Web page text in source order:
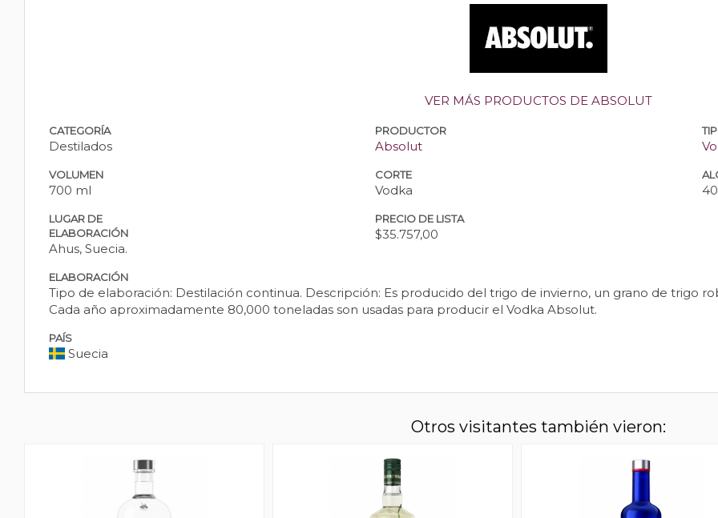
VER MÁS PRODUCTOS DE ABSOLUT
CATEGORÍA
Destilados
PRODUCTOR
Absolut
VOLUMEN
700 ml
CORTE
Vodka
LUGAR DE
ELABORACIÓN
Ahus, Suecia.
PRECIO DE LISTA
$35.757,00
ELABORACIÓN
Tipo de elaboración: Destilación continua. Descripción: Es producido del trigo de invierno, un grano de trigo
Cada año aproximadamente 80,000 toneladas son usadas para producir el Vodka Absolut.
PAÍS
Suecia
Otros visitantes también vieron: